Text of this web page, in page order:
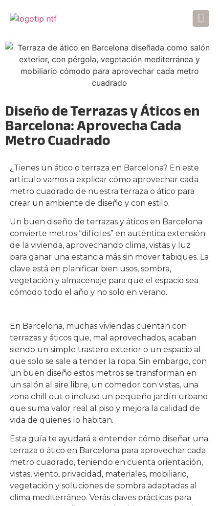
Diseño de Terrazas y Áticos en
Barcelona: Aprovecha Cada
Metro Cuadrado
¿Tienes un ático o terraza en Barcelona? En este
artículo vamos a explicar cómo aprovechar cada
metro cuadrado de nuestra terraza o ático para
crear un ambiente de diseño y con estilo.
Un buen diseño de terrazas y áticos en Barcelona
convierte metros “difíciles” en auténtica extensión
de la vivienda, aprovechando clima, vistas y luz
para ganar una estancia más sin mover tabiques. La
clave está en planificar bien usos, sombra,
vegetación y almacenaje para que el espacio sea
cómodo todo el año y no solo en verano.
En Barcelona, muchas viviendas cuentan con
terrazas y áticos que, mal aprovechados, acaban
siendo un simple trastero exterior o un espacio al
que solo se sale a tender la ropa. Sin embargo, con
un buen diseño estos metros se transforman en
un salón al aire libre, un comedor con vistas, una
zona chill out o incluso un pequeño jardín urbano
que suma valor real al piso y mejora la calidad de
vida de quienes lo habitan.
Esta guía te ayudará a entender cómo diseñar una
terraza o ático en Barcelona para aprovechar cada
metro cuadrado, teniendo en cuenta orientación,
vistas, viento, privacidad, materiales, mobiliario,
vegetación y soluciones de sombra adaptadas al
clima mediterráneo. Verás claves prácticas para